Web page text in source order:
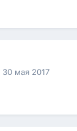
30 мая 2017